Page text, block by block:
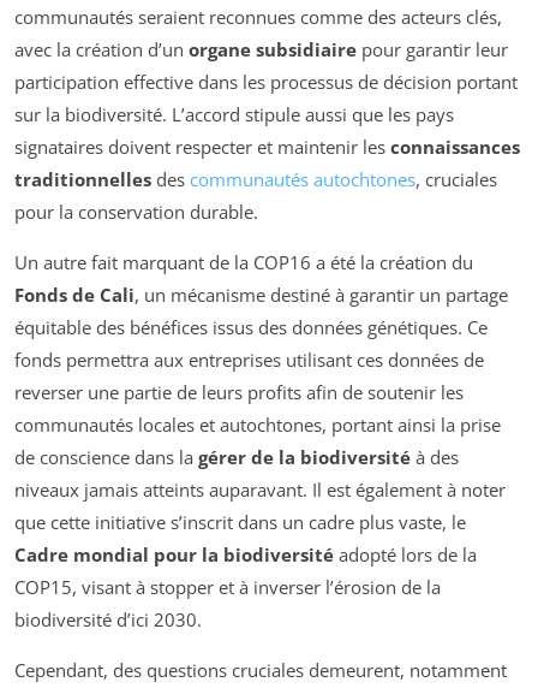
communautés seraient reconnues comme des acteurs clés,
avec la création d’un organe subsidiaire pour garantir leur
participation effective dans les processus de décision portant
sur la biodiversité. L’accord stipule aussi que les pays
signataires doivent respecter et maintenir les connaissances
traditionnelles des communautés autochtones, cruciales
pour la conservation durable.
Un autre fait marquant de la COP16 a été la création du
Fonds de Cali, un mécanisme destiné à garantir un partage
équitable des bénéfices issus des données génétiques. Ce
fonds permettra aux entreprises utilisant ces données de
reverser une partie de leurs profits afin de soutenir les
communautés locales et autochtones, portant ainsi la prise
de conscience dans la gérer de la biodiversité à des
niveaux jamais atteints auparavant. Il est également à noter
que cette initiative s’inscrit dans un cadre plus vaste, le
Cadre mondial pour la biodiversité adopté lors de la
COP15, visant à stopper et à inverser l’érosion de la
biodiversité d’ici 2030.
Cependant, des questions cruciales demeurent, notamment